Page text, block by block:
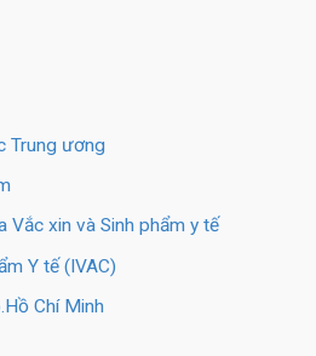
Trung ương
Vắc xin và Sinh phẩm y tế
Y tế (IVAC)
Chí Minh